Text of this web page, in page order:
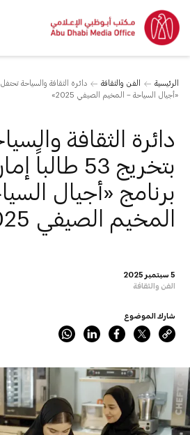
الرئيسية الفن والثقافة
«أجيال السياحة – المخيم الصيفي 2025»
5 سبتمبر 2025
الفن والثقافة
دائرة الثقافة
بتخريج 53
برنامج «أجيال
المخيم الصيفي 2025»
شارك الموضوع